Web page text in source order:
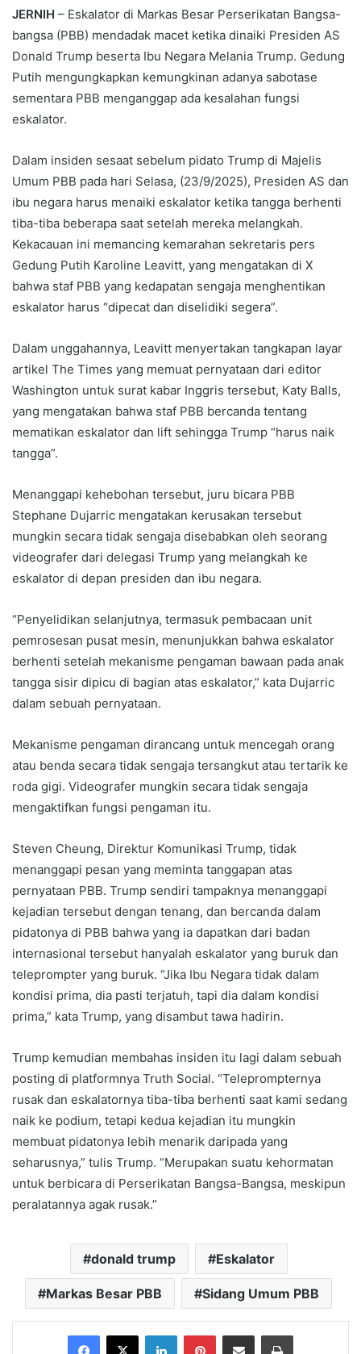
JERNIH – Eskalator di Markas Besar Perserikatan Bangsa-
bangsa (PBB) mendadak macet ketika dinaiki Presiden AS
Donald Trump beserta Ibu Negara Melania Trump. Gedung
Putih mengungkapkan kemungkinan adanya sabotase
sementara PBB menganggap ada kesalahan fungsi
eskalator.
Dalam insiden sesaat sebelum pidato Trump di Majelis
Umum PBB pada hari Selasa, (23/9/2025), Presiden AS dan
ibu negara harus menaiki eskalator ketika tangga berhenti
tiba-tiba beberapa saat setelah mereka melangkah.
Kekacauan ini memancing kemarahan sekretaris pers
Gedung Putih Karoline Leavitt, yang mengatakan di X
bahwa staf PBB yang kedapatan sengaja menghentikan
eskalator harus “dipecat dan diselidiki segera”.
Dalam unggahannya, Leavitt menyertakan tangkapan layar
artikel The Times yang memuat pernyataan dari editor
Washington untuk surat kabar Inggris tersebut, Katy Balls,
yang mengatakan bahwa staf PBB bercanda tentang
mematikan eskalator dan lift sehingga Trump “harus naik
tangga”.
Menanggapi kehebohan tersebut, juru bicara PBB
Stephane Dujarric mengatakan kerusakan tersebut
mungkin secara tidak sengaja disebabkan oleh seorang
videografer dari delegasi Trump yang melangkah ke
eskalator di depan presiden dan ibu negara.
“Penyelidikan selanjutnya, termasuk pembacaan unit
pemrosesan pusat mesin, menunjukkan bahwa eskalator
berhenti setelah mekanisme pengaman bawaan pada anak
tangga sisir dipicu di bagian atas eskalator,” kata Dujarric
dalam sebuah pernyataan.
Mekanisme pengaman dirancang untuk mencegah orang
atau benda secara tidak sengaja tersangkut atau tertarik ke
roda gigi. Videografer mungkin secara tidak sengaja
mengaktifkan fungsi pengaman itu.
Steven Cheung, Direktur Komunikasi Trump, tidak
menanggapi pesan yang meminta tanggapan atas
pernyataan PBB. Trump sendiri tampaknya menanggapi
kejadian tersebut dengan tenang, dan bercanda dalam
pidatonya di PBB bahwa yang ia dapatkan dari badan
internasional tersebut hanyalah eskalator yang buruk dan
teleprompter yang buruk. “Jika Ibu Negara tidak dalam
kondisi prima, dia pasti terjatuh, tapi dia dalam kondisi
prima,” kata Trump, yang disambut tawa hadirin.
Trump kemudian membahas insiden itu lagi dalam sebuah
posting di platformnya Truth Social. “Teleprompternya
rusak dan eskalatornya tiba-tiba berhenti saat kami sedang
naik ke podium, tetapi kedua kejadian itu mungkin
membuat pidatonya lebih menarik daripada yang
seharusnya,” tulis Trump. “Merupakan suatu kehormatan
untuk berbicara di Perserikatan Bangsa-Bangsa, meskipun
peralatannya agak rusak.”
donald trump Eskalator
Markas Besar PBB Sidang Umum PBB
Facebook
X LinkedInPinterestShare via Email Print